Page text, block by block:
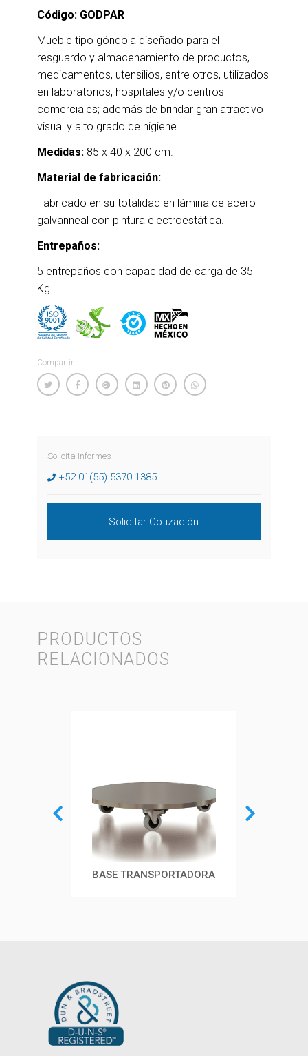
Código: GODPAR
Mueble tipo góndola diseñado para el
resguardo y almacenamiento de productos,
medicamentos, utensilios, entre otros, utilizados
en laboratorios, hospitales y/o centros
comerciales; además de brindar gran atractivo
visual y alto grado de higiene.
Medidas:85 x 40 x 200 cm.
Material de fabricación:
Fabricado en su totalidad en lámina de acero
galvanneal con pintura electroestática.
Entrepaños:
5 entrepaños con capacidad de carga de 35
Kg.
Compartir:
Solicita Informes
+52 01(55) 5370 1385
Solicitar Cotización
PRODUCTOS
RELACIONADOS
BASE TRANSPORTADORA